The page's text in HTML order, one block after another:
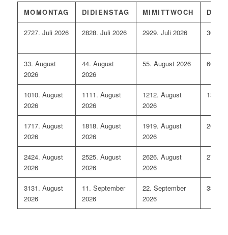
MOMONTAG DI DIENSTAG MIMITTWOCH DO
2727. Juli 2026 2828. Juli 2026 2929. Juli 2026 30
33. August
2026
44. August
2026
55. August 2026 66.
1010. August
2026
1111. August
2026
1212. August
2026
13
1717. August
2026
1818. August
2026
1919. August
2026
20
2424. August
2026
2525. August
2026
2626. August
2026
27
3131. August
2026
11. September
2026
22. September
2026
33.